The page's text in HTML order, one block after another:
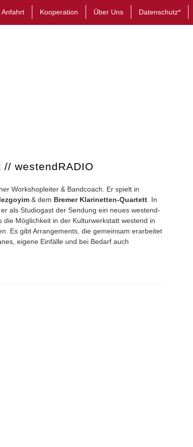
Anfahrt Kooperation Über Uns Datenschutz*
westendRADIO
Workshopleiter & Bandcoach. Er spielt in
& dem Bremer Klarinetten-Quartett . In
als Studiogast der Sendung ein neues westend-
die Möglichkeit in der Kulturwerkstatt westend in
Es gibt Arrangements, die gemeinsam erarbeitet
eigene Einfälle und bei Bedarf auch